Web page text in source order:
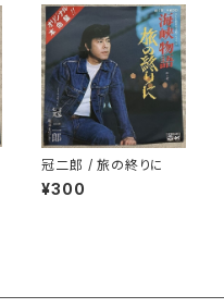
冠二郎 / 旅の終りに
¥300